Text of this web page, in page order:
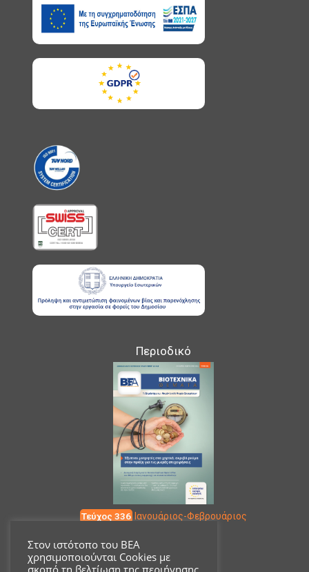
Περιοδικό
Τεύχος 336 Ιανουάριος-Φεβρουάριος
Επικοινωνία
Στον ιστότοπο του ΒΕΑ
χρησιμοποιούνται Cookies με
σκοπό τη βελτίωση της περιήγησης